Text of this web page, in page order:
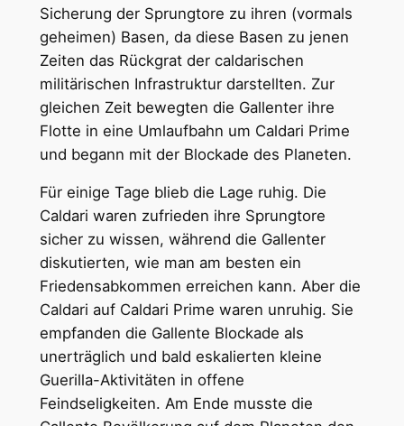
Sicherung der Sprungtore zu ihren (vormals
geheimen) Basen, da diese Basen zu jenen
Zeiten das Rückgrat der caldarischen
militärischen Infrastruktur darstellten. Zur
gleichen Zeit bewegten die Gallenter ihre
Flotte in eine Umlaufbahn um Caldari Prime
und begann mit der Blockade des Planeten.
Für einige Tage blieb die Lage ruhig. Die
Caldari waren zufrieden ihre Sprungtore
sicher zu wissen, während die Gallenter
diskutierten, wie man am besten ein
Friedensabkommen erreichen kann. Aber die
Caldari auf Caldari Prime waren unruhig. Sie
empfanden die Gallente Blockade als
unerträglich und bald eskalierten kleine
Guerilla-Aktivitäten in offene
Feindseligkeiten. Am Ende musste die